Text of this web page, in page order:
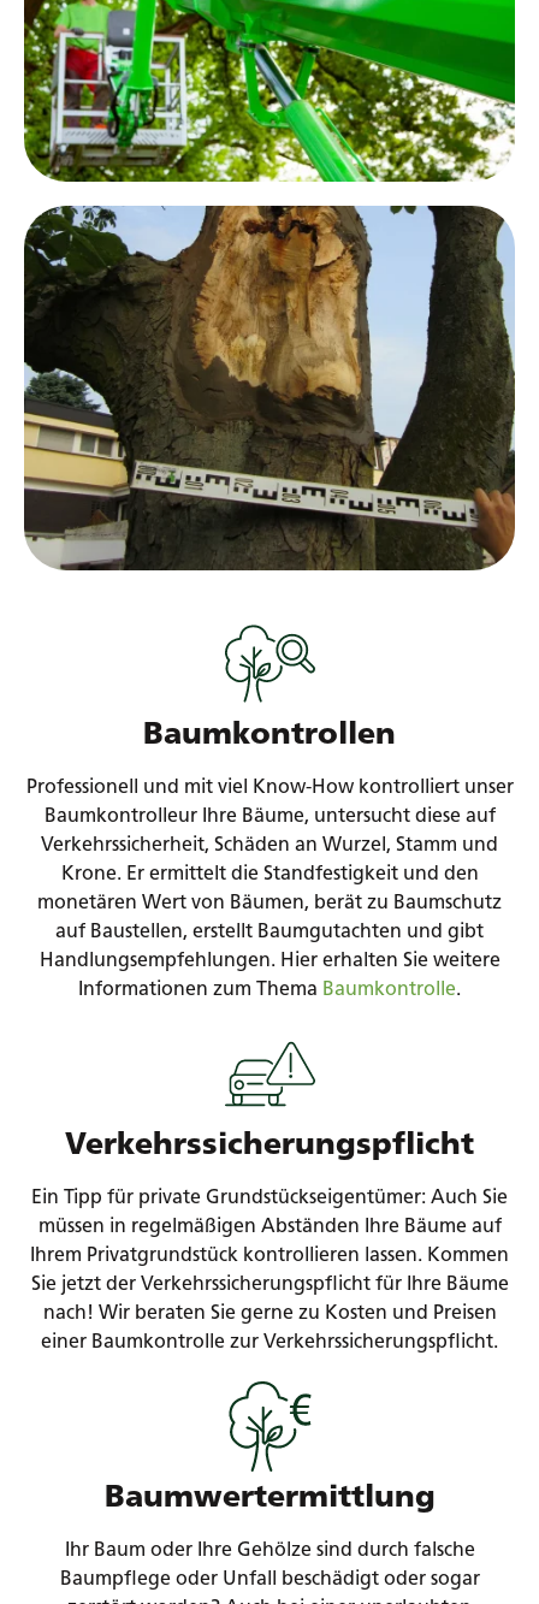
Baumkontrollen
Professionell und mit viel Know-How kontrolliert unser
Baumkontrolleur Ihre Bäume, untersucht diese auf
Verkehrssicherheit, Schäden an Wurzel, Stamm und
Krone. Er ermittelt die Standfestigkeit und den
monetären Wert von Bäumen, berät zu Baumschutz
auf Baustellen, erstellt Baumgutachten und gibt
Handlungsempfehlungen. Hier erhalten Sie weitere
Informationen zum Thema Baumkontrolle.
Verkehrssicherungspflicht
Ein Tipp für private Grundstückseigentümer: Auch Sie
müssen in regelmäßigen Abständen Ihre Bäume auf
Ihrem Privatgrundstück kontrollieren lassen. Kommen
Sie jetzt der Verkehrssicherungspflicht für Ihre Bäume
nach! Wir beraten Sie gerne zu Kosten und Preisen
einer Baumkontrolle zur Verkehrssicherungspflicht.
Baumwertermittlung
Ihr Baum oder Ihre Gehölze sind durch falsche
Baumpflege oder Unfall beschädigt oder sogar